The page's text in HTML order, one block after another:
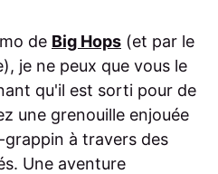
de Big Hops (et par le
je ne peux que vous le
qu'il est sorti pour de
une grenouille enjouée
à travers des
Une aventure